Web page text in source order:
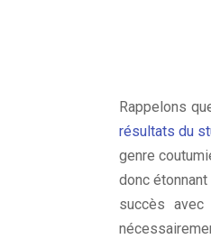
Rappelons
résultats du
genre
donc
succès